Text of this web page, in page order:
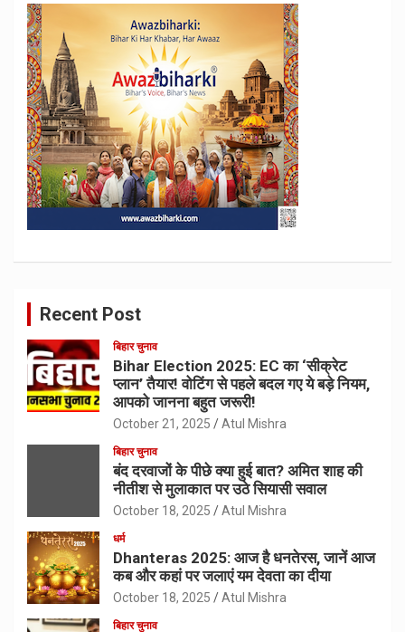
Recent Post
बिहार चुनाव
Bihar Election 2025: EC का ‘सीक्रेट
प्लान’ तैयार! वोटिंग से पहले बदल गए ये बड़े नियम,
आपको जानना बहुत जरूरी!
October 21, 2025 Atul Mishra
बिहार चुनाव
बंद दरवाजों के पीछे क्या हुई बात? अमित शाह की
नीतीश से मुलाकात पर उठे सियासी सवाल
October 18, 2025 Atul Mishra
धर्म
Dhanteras 2025: आज है धनतेरस, जानें आज
कब और कहां पर जलाएं यम देवता का दीया
October 18, 2025 Atul Mishra
बिहार चुनाव